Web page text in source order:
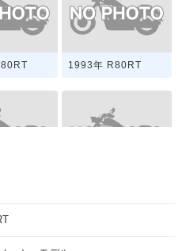
1993年 R80RT